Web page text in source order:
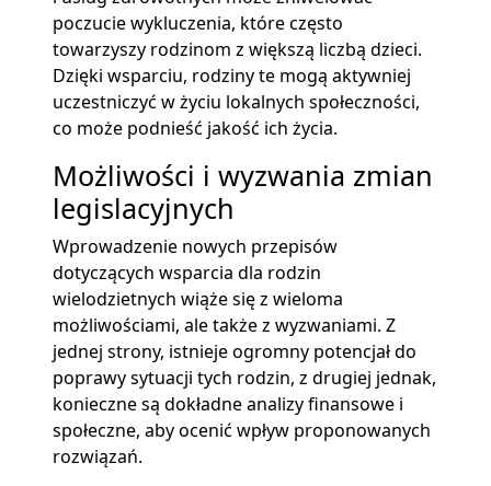
poczucie wykluczenia, które często
towarzyszy rodzinom z większą liczbą dzieci.
Dzięki wsparciu, rodziny te mogą aktywniej
uczestniczyć w życiu lokalnych społeczności,
co może podnieść jakość ich życia.
Możliwości i wyzwania zmian
legislacyjnych
Wprowadzenie nowych przepisów
dotyczących wsparcia dla rodzin
wielodzietnych wiąże się z wieloma
możliwościami, ale także z wyzwaniami. Z
jednej strony, istnieje ogromny potencjał do
poprawy sytuacji tych rodzin, z drugiej jednak,
konieczne są dokładne analizy finansowe i
społeczne, aby ocenić wpływ proponowanych
rozwiązań.